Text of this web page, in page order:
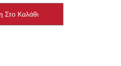
Στο Καλάθι